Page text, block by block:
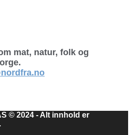
mat, natur, folk og
© 2024 - Alt innhold er